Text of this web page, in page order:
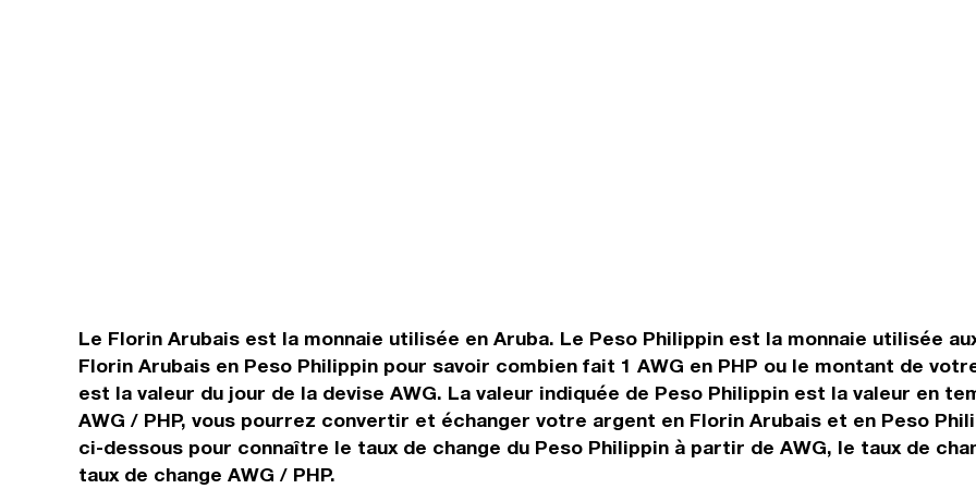
Le Florin Arubais est la monnaie utilisée en Aruba. Le Peso Philippin est la monnaie utilisée
Florin Arubais en Peso Philippin pour savoir combien fait 1 AWG en PHP ou le montant de
est la valeur du jour de la devise AWG. La valeur indiquée de Peso Philippin est la valeur en
AWG / PHP, vous pourrez convertir et échanger votre argent en Florin Arubais et en Peso
ci-dessous pour connaître le taux de change du Peso Philippin à partir de AWG, le taux de
taux de change AWG / PHP.